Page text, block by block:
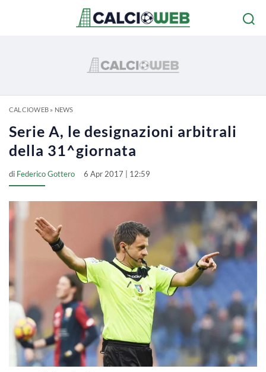
CALCIOWEB» NEWS
Serie A, le designazioni arbitrali
della 31^giornata
di Federico Gottero 6 Apr 2017 | 12:59